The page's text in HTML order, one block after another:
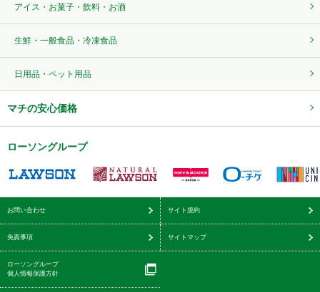
アイス・お菓子・飲料・お酒
生鮮・一般食品・冷凍食品
日用品・ペット用品
マチの安心価格
ローソングループ
お問い合わせ サイト規約
免責事項 サイトマップ
ローソングループ
個人情報保護方針